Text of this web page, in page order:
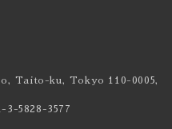
Taito-ku, Tokyo 110-0005,
3-5828-3577